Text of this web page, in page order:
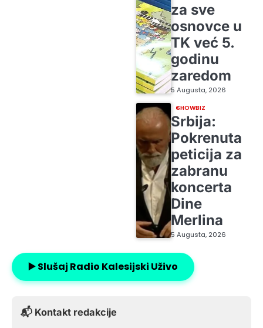
za sve
osnovce u
TK već 5.
godinu
zaredom
5 Augusta, 2026
SHOWBIZ
Srbija:
Pokrenuta
peticija za
zabranu
koncerta
Dine
Merlina
5 Augusta, 2026
▶️ Slušaj Radio Kalesijski Uživo
📬 Kontakt redakcije